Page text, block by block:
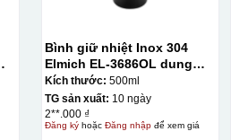
Bình giữ nhiệt Inox 304
Elmich EL-3686OL dung
tích 500ml
Kích thước: 500ml
TG sản xuất: 10 ngày
2**.000 ₫
Đăng kýhoặc Đăng nhậpđể xem giá